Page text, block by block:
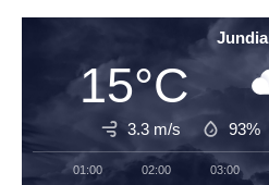
15°C
3.3 m/s 93%
01:00 02:00 03:00